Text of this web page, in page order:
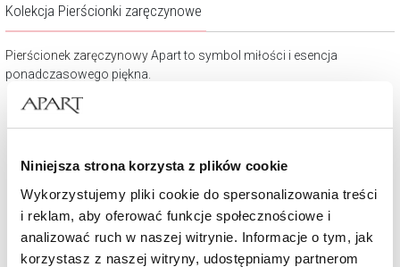
Niniejsza strona korzysta z plików cookie
Wykorzystujemy pliki cookie do spersonalizowania treści
i reklam, aby oferować funkcje społecznościowe i
analizować ruch w naszej witrynie. Informacje o tym, jak
korzystasz z naszej witryny, udostępniamy partnerom
Kolekcja Pierścionki zaręczynowe
Pierścionek zaręczynowyApart to symbol miłości i esencja
ponadczasowego piękna.